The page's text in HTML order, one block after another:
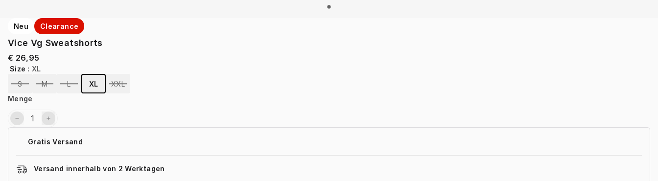
Neu Clearance
Vice Vg Sweatshorts
€ 26,95
Size : XL
S
M L XL
XXL
Menge
Gratis Versand
Versand innerhalb von 2 Werktagen